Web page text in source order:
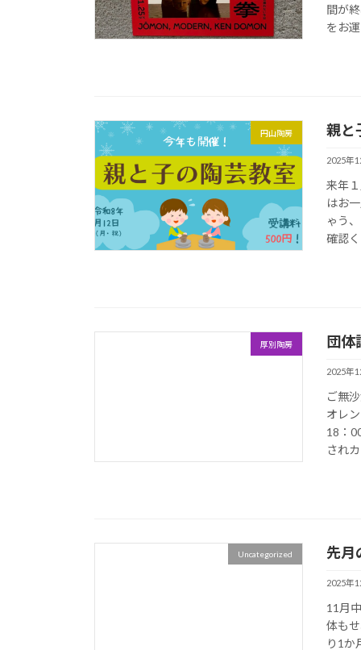
間が
をお
円山陶房 親と
2025年
来年
はお
ゃう
確認
厚別陶房 団体
2025年
ご無
オレ
18：
され
Uncategorized 先月
2025年
11月
体も
り1か